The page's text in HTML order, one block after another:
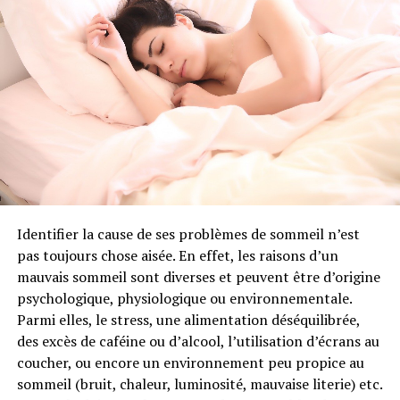
Adaptation au dérèglement climatique et
gestion de la ressource eau
Prix attribué à Gopal Komandur pour le Système
d’irrigation optimisée SWARdestiné à
développer l’horticulture et les plantations
forestières
Comme Anne Paugam, directrice de l’Agence Française
circonstances utiliser cette huile
essentielle ?
Comme pour beaucoup d’huiles essentielles, l’essence de
ravintsara possède de nombreux atouts et peut être
utilisée pour vous aider dans différents domaines.
L’huile essentielle de ravintsara et les
affections respiratoires
Le ravintsara est reconnu pour ses qualités anti-
infectieuses, antivirales et tonifiantes. L’huile essentielle
de ravintsara est ainsi le plus souvent indiquée pour
aider à soulager les affections respiratoires telles que la
grippe, la bronchite ou les rhinopharyngites. Considéré
comme un antibiotique naturel, le ravintsara possède
des propriétés fluidifiantes et expectorantes,
particulièrement conseillée dans les toux sèches. Il est
Identifier la cause de ses problèmes de sommeil n’est
pas toujours chose aisée. En effet, les raisons d’un
mauvais sommeil sont diverses et peuvent être d’origine
psychologique, physiologique ou environnementale.
Parmi elles, le stress, une alimentation déséquilibrée,
des excès de caféine ou d’alcool, l’utilisation d’écrans au
coucher, ou encore un environnement peu propice au
sommeil (bruit, chaleur, luminosité, mauvaise literie) etc.